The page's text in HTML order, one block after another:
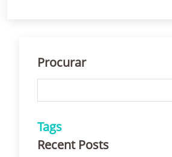
Procurar
Tags
Recent Posts